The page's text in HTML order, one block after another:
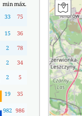
minmáx.
33 75
15
36
2
78
2
34
2 5
19 35
982 986